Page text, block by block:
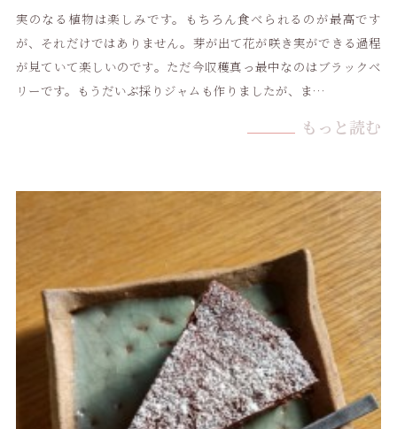
実のなる植物は楽しみです。もちろん食べられるのが最高です
が、それだけではありません。芽が出て花が咲き実ができる過程
が見ていて楽しいのです。ただ今収穫真っ最中なのはブラックベ
リーです。もうだいぶ採りジャムも作りましたが、ま…
もっと読む